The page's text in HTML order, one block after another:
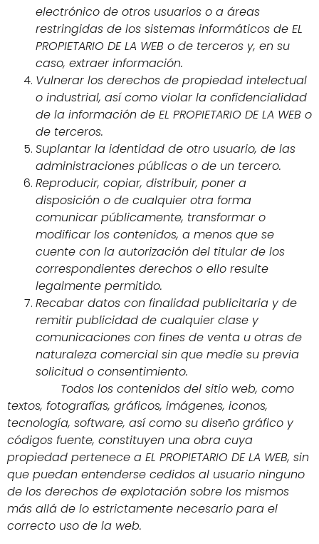
electrónico de otros usuarios o a áreas
restringidas de los sistemas informáticos de EL
PROPIETARIO DE LA WEB o de terceros y, en su
caso, extraer información.
Vulnerar los derechos de propiedad intelectual
o industrial, así como violar la confidencialidad
de la información de EL PROPIETARIO DE LA WEB o
de terceros.
Suplantar la identidad de otro usuario, de las
administraciones públicas o de un tercero.
Reproducir, copiar, distribuir, poner a
disposición o de cualquier otra forma
comunicar públicamente, transformar o
modificar los contenidos, a menos que se
cuente con la autorización del titular de los
correspondientes derechos o ello resulte
legalmente permitido.
Recabar datos con finalidad publicitaria y de
remitir publicidad de cualquier clase y
comunicaciones con fines de venta u otras de
naturaleza comercial sin que medie su previa
solicitud o consentimiento.
Todos los contenidos del sitio web, como
textos, fotografías, gráficos, imágenes, iconos,
tecnología, software, así como su diseño gráfico y
códigos fuente, constituyen una obra cuya
propiedad pertenece a EL PROPIETARIO DE LA WEB, sin
que puedan entenderse cedidos al usuario ninguno
de los derechos de explotación sobre los mismos
más allá de lo estrictamente necesario para el
correcto uso de la web.